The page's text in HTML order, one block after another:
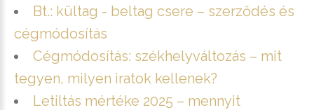
Bt.: kültag - beltag csere – szerződés és
cégmódosítás
Cégmódosítás: székhelyváltozás – mit
tegyen, milyen iratok kellenek?
Letiltás mértéke 2025 – mennyit